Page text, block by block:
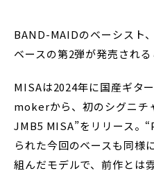
BAND-MAIDのベーシスト
ベースの第2弾が発売される
MISAは2024年に国産ギタ
mokerから、初のシグニチ
JMB5 MISA”をリリース。
られた今回のベースも同
組んだモデルで、前作とは